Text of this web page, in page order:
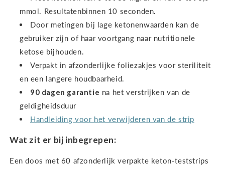
mmol. Resultatenbinnen 10 seconden.
Door metingen bij lage ketonenwaarden kan de
gebruiker zijn of haar voortgang naar nutritionele
ketose bijhouden.
Verpakt in afzonderlijke foliezakjes voor steriliteit
en een langere houdbaarheid.
90 dagen garantie na het verstrijken van de
geldigheidsduur
Handleiding voor het verwijderen van de strip
Wat zit er bij inbegrepen:
Een doos met 60 afzonderlijk verpakte keton-teststrips